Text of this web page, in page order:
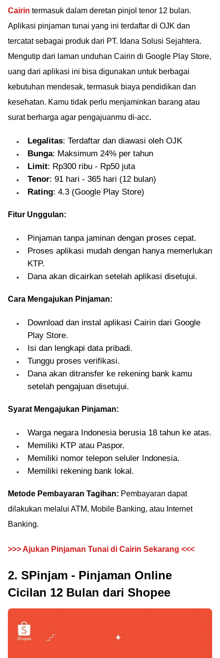
Cairin termasuk dalam deretan pinjol tenor 12 bulan.
Aplikasi pinjaman tunai yang ini terdaftar di OJK dan
tercatat sebagai produk dari PT. Idana Solusi Sejahtera.
Mengutip dari laman unduhan Cairin di Google Play Store,
uang dari aplikasi ini bisa digunakan untuk berbagai
kebutuhan mendesak, termasuk biaya pendidikan dan
kesehatan. Kamu tidak perlu menjaminkan barang atau
surat berharga agar pengajuanmu di-acc.
Legalitas: Terdaftar dan diawasi oleh OJK
Bunga: Maksimum 24% per tahun
Limit: Rp300 ribu - Rp50 juta
Tenor: 91 hari - 365 hari (12 bulan)
Rating: 4.3 (Google Play Store)
Fitur Unggulan:
Pinjaman tanpa jaminan dengan proses cepat.
Proses aplikasi mudah dengan hanya memerlukan
KTP.
Dana akan dicairkan setelah aplikasi disetujui.
Cara Mengajukan Pinjaman:
Download dan instal aplikasi Cairin dari Google
Play Store.
Isi dan lengkapi data pribadi.
Tunggu proses verifikasi.
Dana akan ditransfer ke rekening bank kamu
setelah pengajuan disetujui.
Syarat Mengajukan Pinjaman:
Warga negara Indonesia berusia 18 tahun ke atas.
Memiliki KTP atau Paspor.
Memiliki nomor telepon seluler Indonesia.
Memiliki rekening bank lokal.
Metode Pembayaran Tagihan: Pembayaran dapat
dilakukan melalui ATM, Mobile Banking, atau Internet
Banking.
>>> Ajukan Pinjaman Tunai di Cairin Sekarang <<<
2. SPinjam - Pinjaman Online
Cicilan 12 Bulan dari Shopee